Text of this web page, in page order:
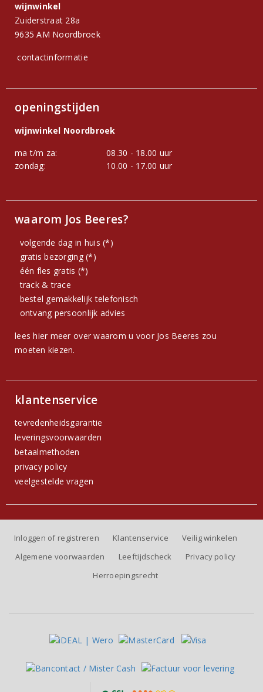
wijnwinkel
Zuiderstraat 28a
9635 AM Noordbroek
contactinformatie
openingstijden
wijnwinkel Noordbroek
ma t/m za:
08.30 - 18.00 uur
zondag:
10.00 - 17.00 uur
waarom Jos Beeres?
volgende dag in huis (*)
gratis bezorging (*)
één fles gratis (*)
track & trace
bestel gemakkelijk telefonisch
ontvang persoonlijk advies
lees hier meer over waarom u voor Jos Beeres zou
moeten kiezen.
klantenservice
tevredenheidsgarantie
leveringsvoorwaarden
betaalmethoden
privacy policy
veelgestelde vragen
Inloggen of registreren Klantenservice
Veilig winkelen
Algemene voorwaarden
Leeftijdscheck
Privacy policy
Herroepingsrecht